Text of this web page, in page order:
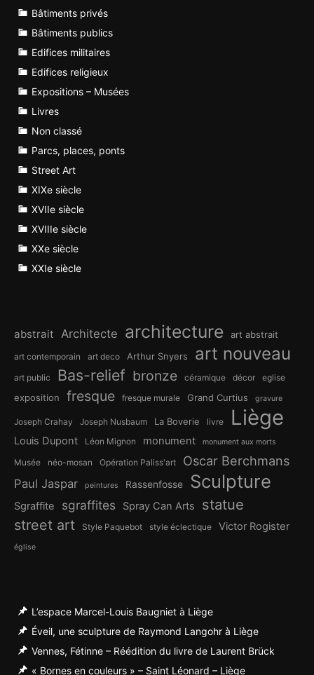
Bâtiments privés
Bâtiments publics
Edifices militaires
Edifices religieux
Expositions – Musées
Livres
Non classé
Parcs, places, ponts
Street Art
XIXe siècle
XVIIe siècle
XVIIIe siècle
XXe siècle
XXIe siècle
abstrait Architecte architecture art abstrait
art contemporain art deco Arthur Snyers art nouveau
art public Bas-relief bronze céramique décor eglise
exposition fresque fresque murale Grand Curtius gravure
Joseph Crahay Joseph Nusbaum La Boverie livre Liège
Louis Dupont Léon Mignon monument monument aux morts
Musée néo-mosan Opération Paliss'art Oscar Berchmans
Paul Jaspar peintures Rassenfosse Sculpture
Sgraffite sgraffites Spray Can Arts statue
street art Style Paquebot style éclectique Victor Rogister
église
L’espace Marcel-Louis Baugniet à Liège
Éveil, une sculpture de Raymond Langohr à Liège
Vennes, Fétinne – Réédition du livre de Laurent Brück
« Bornes en couleurs » – Saint Léonard – Liège